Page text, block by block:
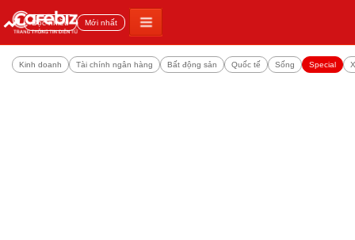
Đọc nhiều Mới nhất
Kinh doanh Tài chính ngân hàng Bất động sản Quốc tế Sống Special